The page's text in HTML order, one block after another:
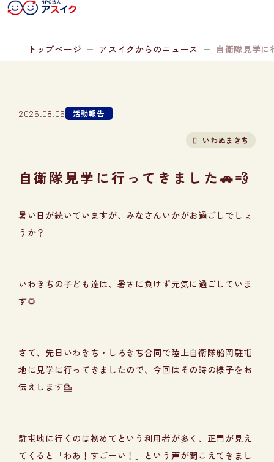
トップページ アスイクからのニュース 自衛隊見学に
2025.08.05 活動報告
いわぬまきち
自衛隊見学に行ってきました🚗💨
暑い日が続いていますが、みなさんいかがお過ごしでしょ
うか？
いわきちの子ども達は、暑さに負けず元気に過ごしていま
す🌻
さて、先日いわきち・しろきち合同で陸上自衛隊船岡駐屯
地に見学に行ってきましたので、今回はその時の様子をお
伝えします💁
駐屯地に行くのは初めてという利用者が多く、正門が見え
てくると「わあ！すごーい！」という声が聞こえてきまし